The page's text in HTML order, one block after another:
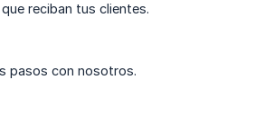
reciban tus clientes.
pasos con nosotros.